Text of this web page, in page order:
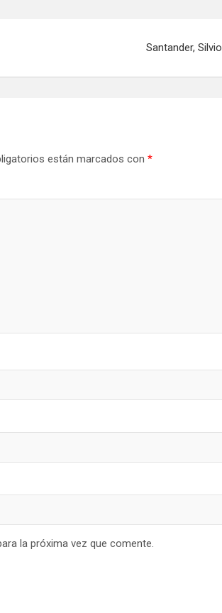
Santander, Silvio
están marcados con *
la próxima vez que comente.